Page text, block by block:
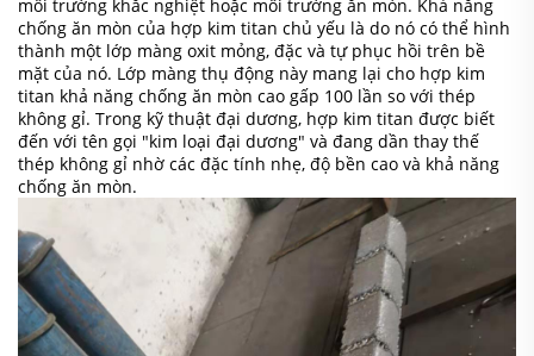
môi trường khắc nghiệt hoặc môi trường ăn mòn. Khả năng
chống ăn mòn của hợp kim titan chủ yếu là do nó có thể hình
thành một lớp màng oxit mỏng, đặc và tự phục hồi trên bề
mặt của nó. Lớp màng thụ động này mang lại cho hợp kim
titan khả năng chống ăn mòn cao gấp 100 lần so với thép
không gỉ. Trong kỹ thuật đại dương, hợp kim titan được biết
đến với tên gọi "kim loại đại dương" và đang dần thay thế
thép không gỉ nhờ các đặc tính nhẹ, độ bền cao và khả năng
chống ăn mòn.